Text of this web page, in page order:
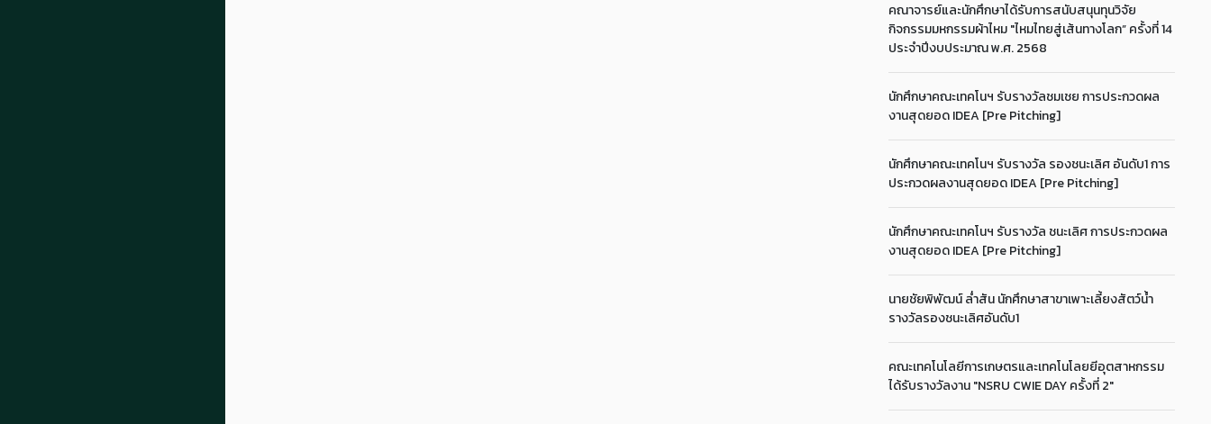
คณาจารย์และนักศึกษาได้รับการสนับสนุนทุนวิจัย
กิจกรรมมหกรรมผ้าไหม "ไหมไทยสู่เส้นทางโลก” ครั้งที่ 14
ประจำปีงบประมาณ พ.ศ. 2568
นักศึกษาคณะเทคโนฯ รับรางวัลชมเชย การประกวดผล
งานสุดยอด IDEA [Pre Pitching]
นักศึกษาคณะเทคโนฯ รับรางวัล รองชนะเลิศ อันดับ1 การ
ประกวดผลงานสุดยอด IDEA [Pre Pitching]
นักศึกษาคณะเทคโนฯ รับรางวัล ชนะเลิศ การประกวดผล
งานสุดยอด IDEA [Pre Pitching]
นายชัยพิพัฒน์ ล่ำสัน นักศึกษาสาขาเพาะเลี้ยงสัตว์น้ำ
รางวัลรองชนะเลิศอันดับ1
คณะเทคโนโลยีการเกษตรและเทคโนโลยยีอุตสาหกรรม
ได้รับรางวัลงาน "NSRU CWIE DAY ครั้งที่ 2"